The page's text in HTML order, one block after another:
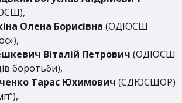
Олена Борисівна (ОДЮСШ
Віталій Петрович (ОДЮСШ
боротьби),
Тарас Юхимович (СДЮСШОР)